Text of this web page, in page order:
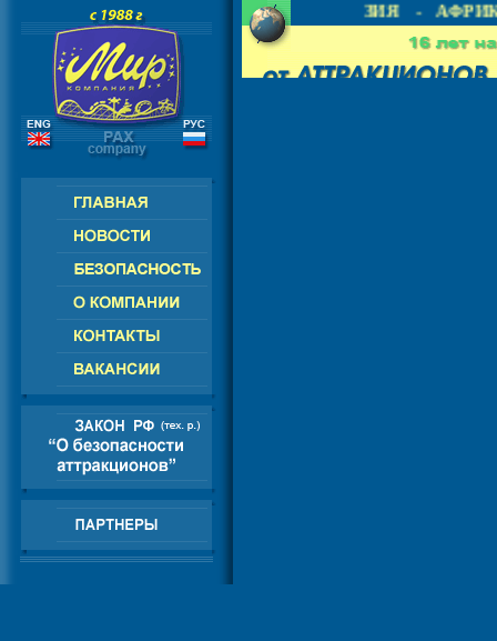
СНГ - ЕВРОПА - АМЕРИКА - АЗИЯ - АФРИКА